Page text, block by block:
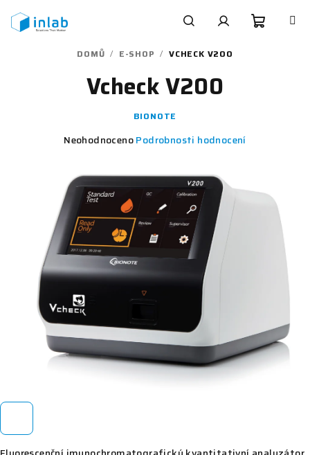
obsah
DOMŮ / E-SHOP / VCHECK V200
Vcheck V200
BIONOTE
Průměrné
je
0,0
5
hvězdiček.
NeohodnocenoPodrobnosti hodnocení